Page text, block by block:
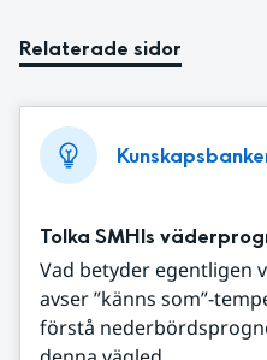
Relaterade sidor
Tolka SMHIs
Vad betyder egentligen
avser ”känns som”-
förstå